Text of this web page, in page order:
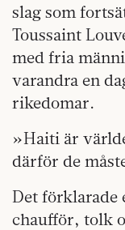
slag som
Toussaint
med fria
varandra en
rikedomar.
»Haiti är
därför de
Det förklarade
chaufför, tolk